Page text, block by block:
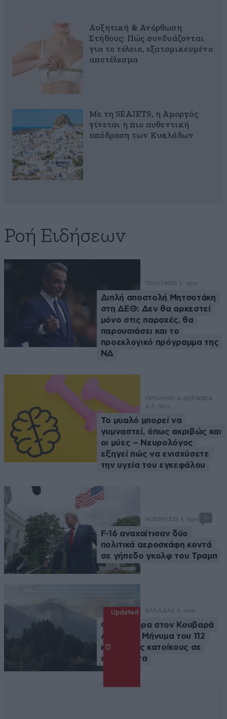
Αυξητική & Ανόρθωση
Στήθους: Πώς συνδυάζονται
για το τέλειο, εξατομικευμένο
αποτέλεσμα
Με τη SEAJETS, η Αμοργός
γίνεται η πιο αυθεντική
απόδραση των Κυκλάδων
Ροή Ειδήσεων
ΠΟΛΙΤΙΚΗ5 λ. πριν
Διπλή αποστολή Μητσοτάκη
στη ΔΕΘ: Δεν θα αρκεστεί
μόνο στις παροχές, θα
παρουσιάσει και το
προεκλογικό πρόγραμμα της
ΝΔ
ΠΡΟΛΗΨΗ & ΘΕΡΑΠΕΙΑ
6 λ. πριν
Το μυαλό μπορεί να
γυμναστεί, όπως ακριβώς και
οι μύες – Νευρολόγος
εξηγεί πώς να ενισχύσετε
την υγεία του εγκεφάλου
ΚΟΣΜΟΣ 15 λ. πριν 1
F-16 αναχαίτισαν δύο
πολιτικά αεροσκάφη κοντά
σε γήπεδο γκολφ του Τραμπ
Updated ΕΛΛΑΔΑ2 λ. πριν
Φωτιά τώρα στον Κουβαρά
Αττικής – Μήνυμα του 112
καλεί τους κατοίκους σε
ετοιμότητα